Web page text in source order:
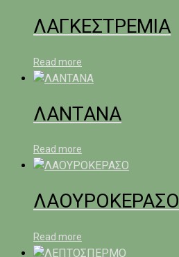
ΛΑΓΚΕΣΤΡΕΜΙΑ
Read more
ΛΑΝΤΑΝΑ
Read more
ΛΑΟΥΡΟΚΕΡΑΣΟ
Read more